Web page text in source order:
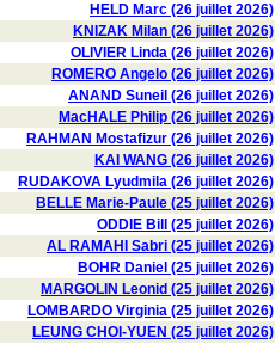
HELD Marc (26 juillet 2026)
KNIZAK Milan (26 juillet 2026)
OLIVIER Linda (26 juillet 2026)
ROMERO Angelo (26 juillet 2026)
ANAND Suneil (26 juillet 2026)
MacHALE Philip (26 juillet 2026)
RAHMAN Mostafizur (26 juillet 2026)
KAI WANG (26 juillet 2026)
RUDAKOVA Lyudmila (26 juillet 2026)
BELLE Marie-Paule (25 juillet 2026)
ODDIE Bill (25 juillet 2026)
AL RAMAHI Sabri (25 juillet 2026)
BOHR Daniel (25 juillet 2026)
MARGOLIN Leonid (25 juillet 2026)
LOMBARDO Virginia (25 juillet 2026)
LEUNG CHOI-YUEN (25 juillet 2026)